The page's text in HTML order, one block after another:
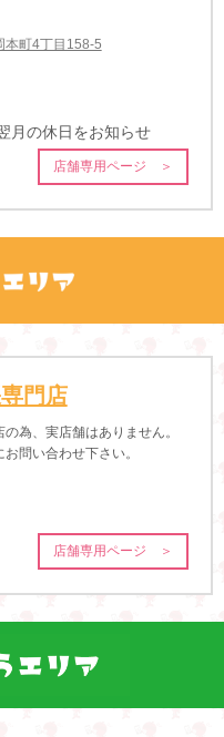
本町4丁目158-5
月の休日をお知らせ
店舗専用ページ ＞
門店
為、実店舗はありません。
問い合わせ下さい。
店舗専用ページ ＞